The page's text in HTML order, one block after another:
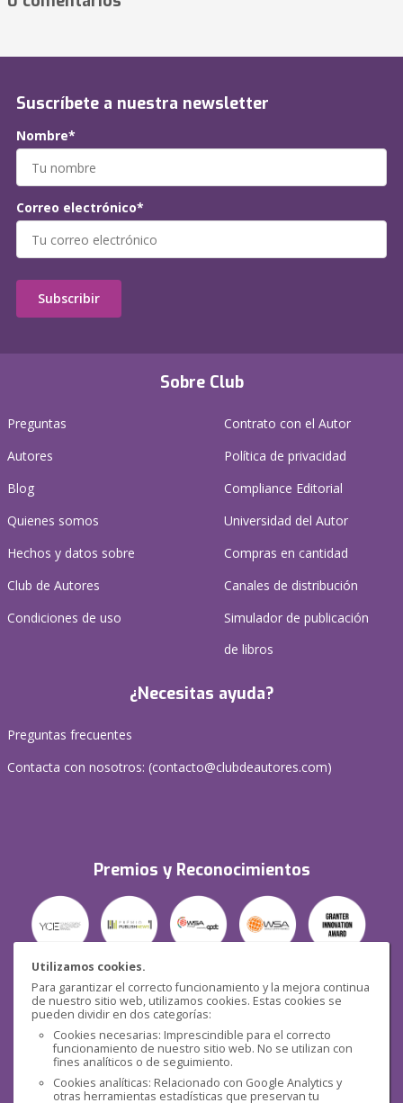
Utilizamos cookies.
Para garantizar el correcto funcionamiento y la mejora continua
de nuestro sitio web, utilizamos cookies. Estas cookies se
pueden dividir en dos categorías:
Cookies necesarias: Imprescindible para el correcto
funcionamiento de nuestro sitio web. No se utilizan con
fines analíticos o de seguimiento.
Cookies analíticas: Relacionado con Google Analytics y
otras herramientas estadísticas que preservan tu
Sobre Club
Preguntas
Autores
Blog
Quienes somos
Hechos y datos sobre
Club de Autores
Condiciones de uso
Contrato con el Autor
Política de privacidad
Compliance Editorial
Universidad del Autor
Compras en cantidad
Canales de distribución
Simulador de publicación
de libros
¿Necesitas ayuda?
Preguntas frecuentes
Contacta con nosotros: (contacto@clubdeautores.com)
Premios y Reconocimientos
Seguridad
Suscríbete a nuestra newsletter
Nombre*
Correo electrónico*
Subscribir